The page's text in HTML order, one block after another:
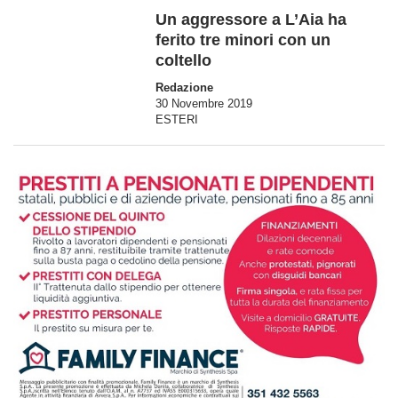
Un aggressore a L’Aia ha
ferito tre minori con un
coltello
Redazione
30 Novembre 2019
ESTERI